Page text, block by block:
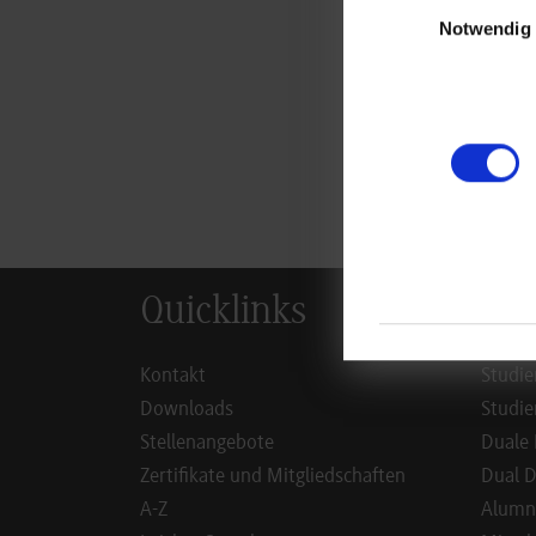
Notwendig
Quicklinks
Kontakt
Downloads
Stellenangebote
Zertifikate und Mitgliedschaften
A-Z
Duale
Dual